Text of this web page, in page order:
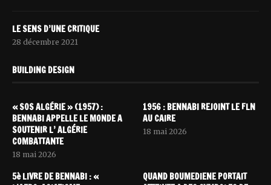
LE SENS D’UNE CRITIQUE
28 décembre 2021
BUILDING DESIGN
« SOS ALGÉRIE » (1957) :
BENNABI APPELLE LE MONDE A
SOUTENIR L’ ALGÉRIE
COMBATTANTE
18 mai 2026
1956 : BENNABI REJOINT LE FLN
AU CAIRE
18 mai 2026
5è LIVRE DE BENNABI : «
QUAND BOUMEDIENE PORTAIT